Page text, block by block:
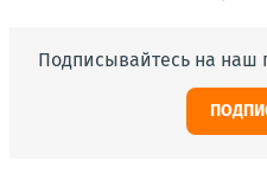
Подписывайтесь на наш